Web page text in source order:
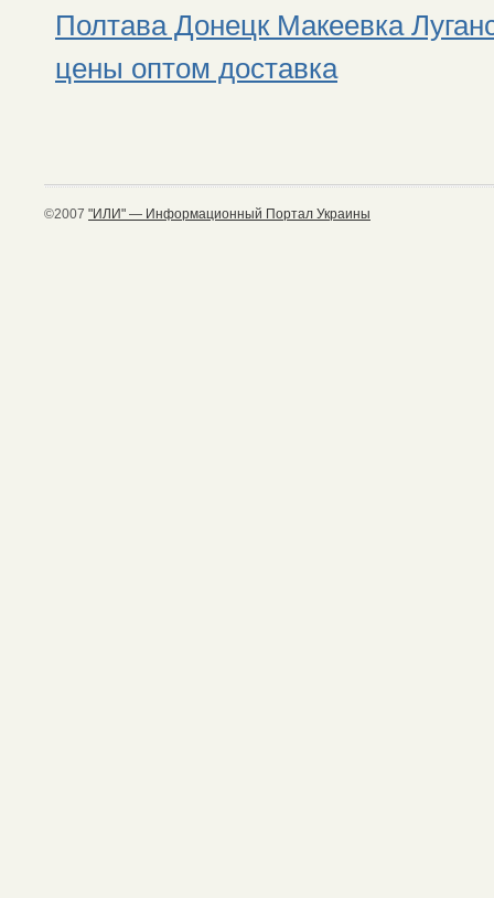
Полтава Донецк Макеевка
цены оптом доставка
©2007 "ИЛИ" — Информационный Портал Украины